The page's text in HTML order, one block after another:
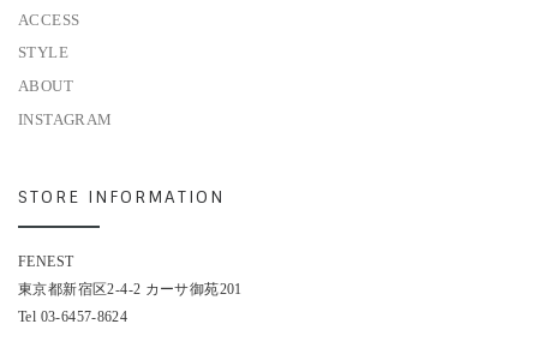
ACCESS
STYLE
ABOUT
INSTAGRAM
STORE INFORMATION
FENEST
東京都新宿区2-4-2 カーサ御苑201
Tel 03-6457-8624